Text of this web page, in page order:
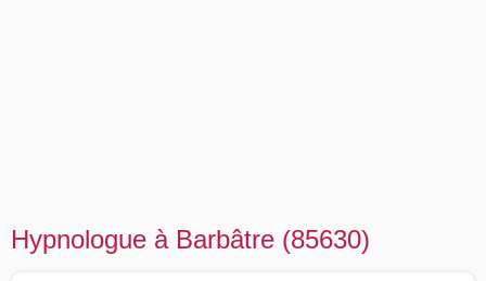
Hypnologue à Barbâtre (85630)